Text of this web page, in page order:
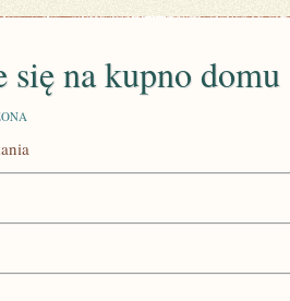
się na kupno domu